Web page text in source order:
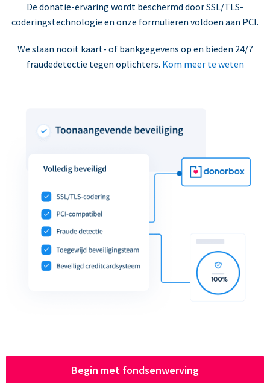
De donatie-ervaring wordt beschermd door SSL/TLS-
coderingstechnologie en onze formulieren voldoen aan PCI.
We slaan nooit kaart- of bankgegevens op en bieden 24/7
fraudedetectie tegen oplichters. Kom meer te weten
Begin met fondsenwerving